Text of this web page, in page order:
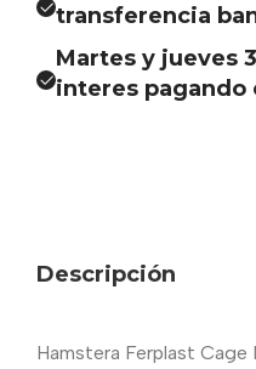
transferencia
Martes y jueves
interes pagando
Descripción
Hamstera Ferplast Cage